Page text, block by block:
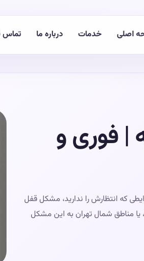
اصلی خدمات درباره ما تماس
| فوری و
که انتظارش را ندارید، مشکل قفل
یا مناطق شمال تهران به این مشکل